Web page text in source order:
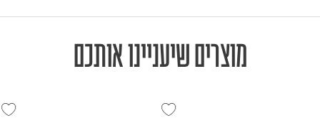
מוצרים שיעניינו אותכם